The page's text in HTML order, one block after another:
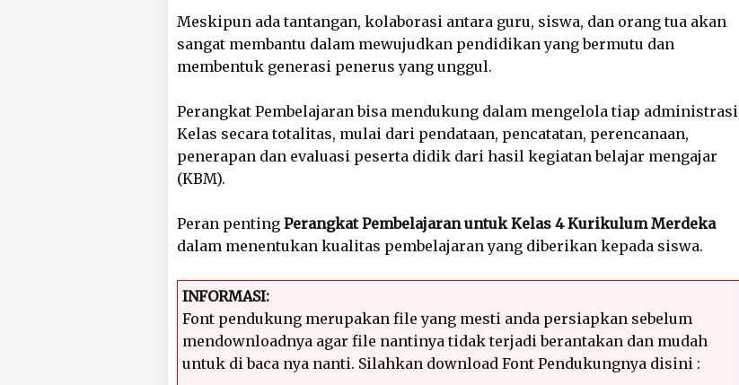
Meskipun ada tantangan, kolaborasi antara guru, siswa, dan orang tua akan
sangat membantu dalam mewujudkan pendidikan yang bermutu dan
membentuk generasi penerus yang unggul.
Perangkat Pembelajaran bisa mendukung dalam mengelola tiap administrasi
Kelas secara totalitas, mulai dari pendataan, pencatatan, perencanaan,
penerapan dan evaluasi peserta didik dari hasil kegiatan belajar mengajar
(KBM).
Peran penting Perangkat Pembelajaran untuk Kelas 4 Kurikulum Merdeka
dalam menentukan kualitas pembelajaran yang diberikan kepada siswa.
INFORMASI:
Font pendukung merupakan file yang mesti anda persiapkan sebelum
mendownloadnya agar file nantinya tidak terjadi berantakan dan mudah
untuk di baca nya nanti. Silahkan download Font Pendukungnya disini :